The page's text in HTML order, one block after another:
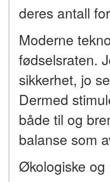
deres antall
Moderne
fødselsraten.
sikkerhet, jo
Dermed
både til og
balanse som
Økologiske og